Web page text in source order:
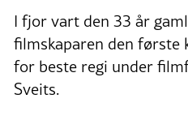
I fjor vart den 33 år
filmskaparen den første
for beste regi under
Sveits.